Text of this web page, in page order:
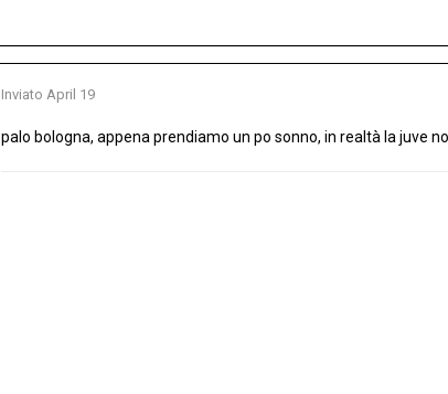
Inviato April 19
palo bologna, appena prendiamo un po sonno, in realtà la juve